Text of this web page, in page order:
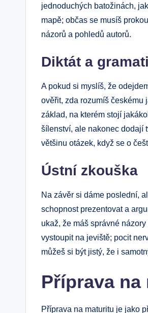
jednoduchých batožinách,
mapě; občas se musíš
názorů a pohledů autorů.
Diktát a
A pokud si myslíš, že
ověřit, zda rozumíš českému
základ, na kterém stojí
šílenství, ale nakonec dodají
většinu otázek, když se o
Ústní zkouška
Na závěr si dáme poslední,
schopnost prezentovat a
ukaž, že máš správné
vystoupit na jeviště; pocit
můžeš si být jistý, že i
Příprava
Příprava na maturitu je jako